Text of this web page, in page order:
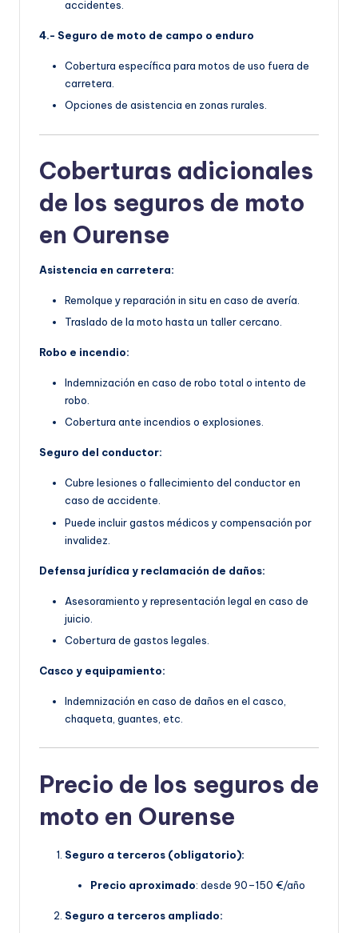
accidentes.
4.- Seguro de moto de campo o enduro
Cobertura específica para motos de uso fuera de
carretera.
Opciones de asistencia en zonas rurales.
Coberturas adicionales
de los seguros de moto
en Ourense
Asistencia en carretera:
Remolque y reparación in situ en caso de avería.
Traslado de la moto hasta un taller cercano.
Robo e incendio:
Indemnización en caso de robo total o intento de
robo.
Cobertura ante incendios o explosiones.
Seguro del conductor:
Cubre lesiones o fallecimiento del conductor en
caso de accidente.
Puede incluir gastos médicos y compensación por
invalidez.
Defensa jurídica y reclamación de daños:
Asesoramiento y representación legal en caso de
juicio.
Cobertura de gastos legales.
Casco y equipamiento:
Indemnización en caso de daños en el casco,
chaqueta, guantes, etc.
Precio de los seguros de
moto en Ourense
Seguro a terceros (obligatorio):
Precio aproximado: desde 90–150 €/año
Seguro a terceros ampliado: